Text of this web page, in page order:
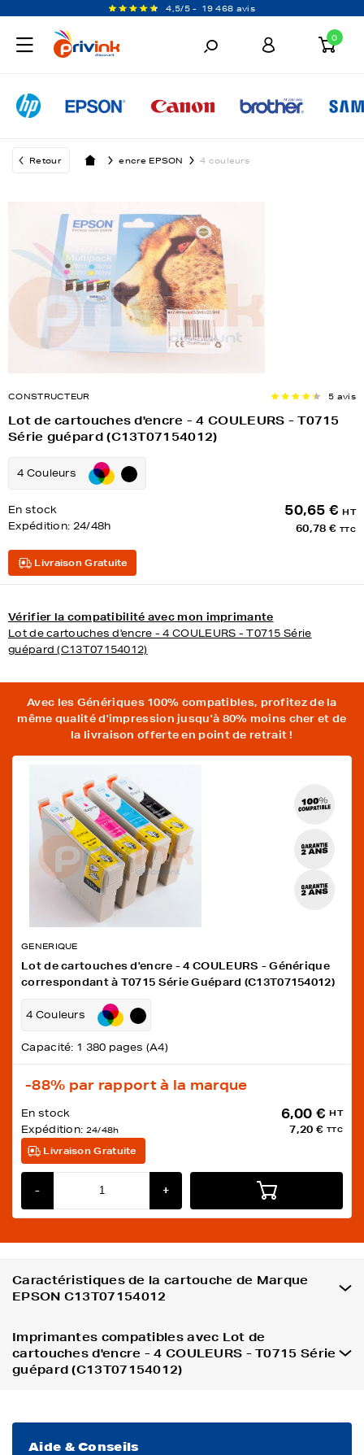
4,5/5 - 19 468 avis
0
Retour encre EPSON 4 couleurs
Avec les Génériques 100% compatibles, profitez de la
même qualité d'impression jusqu'à 80% moins cher et de
la livraison offerte en point de retrait !
GENERIQUE
Lot de cartouches d'encre - 4 COULEURS - Générique
correspondant à T0715 Série Guépard (C13T07154012)
4 Couleurs
Capacité: 1 380 pages (A4)
-88% par rapport à la marque
En stock
Expédition: 24/48h
6,00 € HT
7,20 € TTC
Livraison Gratuite
- +
CONSTRUCTEUR 5 avis
Lot de cartouches d'encre - 4 COULEURS - T0715
Série guépard (C13T07154012)
4 Couleurs
En stock
Expédition: 24/48h
50,65 € HT
60,78 € TTC
Livraison Gratuite
Vérifier la compatibilité avec mon imprimante
Lot de cartouches d'encre - 4 COULEURS - T0715 Série
guépard (C13T07154012)
Caractéristiques de la cartouche de Marque
EPSON C13T07154012
Imprimantes compatibles avec Lot de
cartouches d'encre - 4 COULEURS - T0715 Série
guépard (C13T07154012)
Aide & Conseils